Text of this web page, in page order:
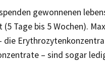
gewonnenen
Tage bis 5 Wochen).
die
– sind sogar